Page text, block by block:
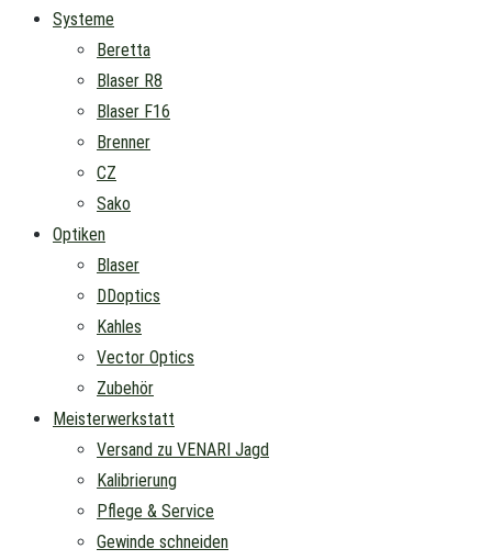
Systeme
Beretta
Blaser R8
Blaser F16
Brenner
CZ
Sako
Optiken
Blaser
DDoptics
Kahles
Vector Optics
Zubehör
Meisterwerkstatt
Versand zu VENARI Jagd
Kalibrierung
Pflege & Service
Gewinde schneiden